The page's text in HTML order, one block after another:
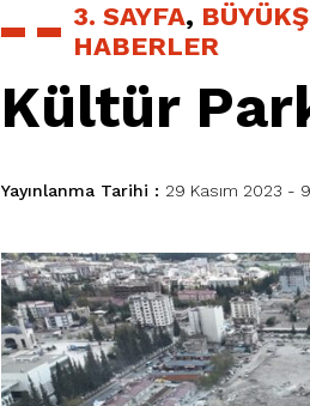
3. SAYFA,
HABERLER
Kültür
Yayınlanma Tarihi : 29 Kasım 2023 -